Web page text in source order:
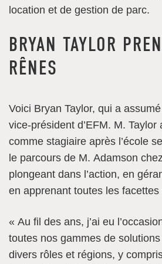
location et de gestion de parc.
BRYAN TAYLOR
RÊNES
Voici Bryan Taylor, qui a
vice-président d’EFM. M. Taylor
comme stagiaire après l’école
le parcours de M. Adamson
plongeant dans l’action, en
en apprenant toutes les facettes
« Au fil des ans, j’ai eu
toutes nos gammes de
divers rôles et régions, y